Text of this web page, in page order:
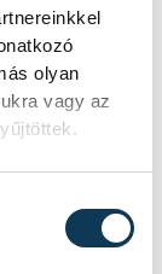
olyan
vagy az